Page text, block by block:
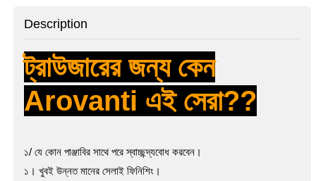
Description
ট্রাউজারের জন্য কেন
Arovanti এই সেরা??
১/ যে কোন পাঞ্জাবির সাথে পরে স্বাচ্ছন্দ্যবোধ করবেন।
১। খুবই উন্নত মানের সেলাই ফিনিশিং।